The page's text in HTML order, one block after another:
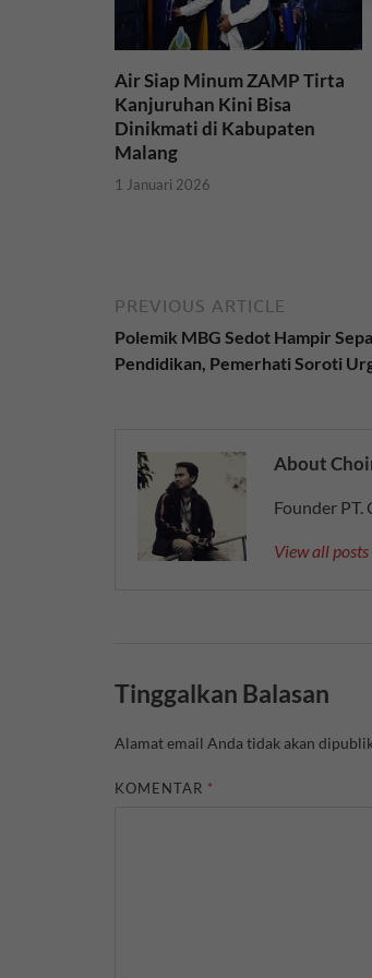
Air Siap Minum ZAMP Tirta
Kanjuruhan Kini Bisa
Dinikmati di Kabupaten
Malang
1 Januari 2026
PREVIOUS ARTICLE
Polemik MBG Sedot Hampir
Pendidikan, Pemerhati Soroti
About
Founder PT.
View all
Tinggalkan Balasan
Alamat email Anda tidak akan
KOMENTAR *